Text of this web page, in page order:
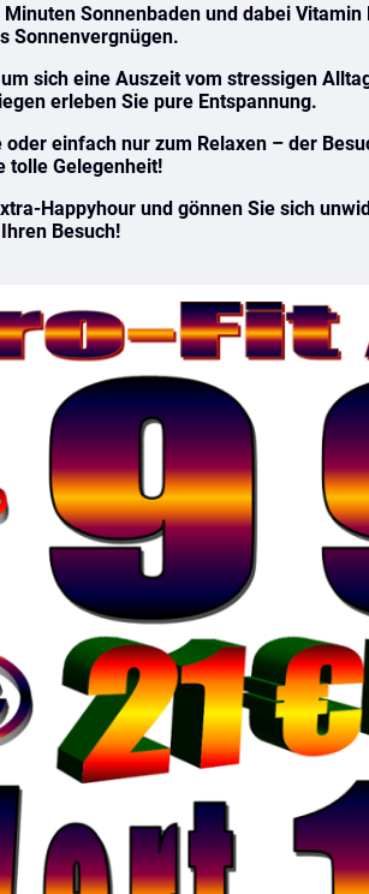
Sonnenbaden und dabei
Sonnenvergnügen.
sich eine Auszeit vom stressigen
erleben Sie pure Entspannung.
einfach nur zum Relaxen – der
tolle Gelegenheit!
Happyhour und gönnen Sie sich
Besuch!